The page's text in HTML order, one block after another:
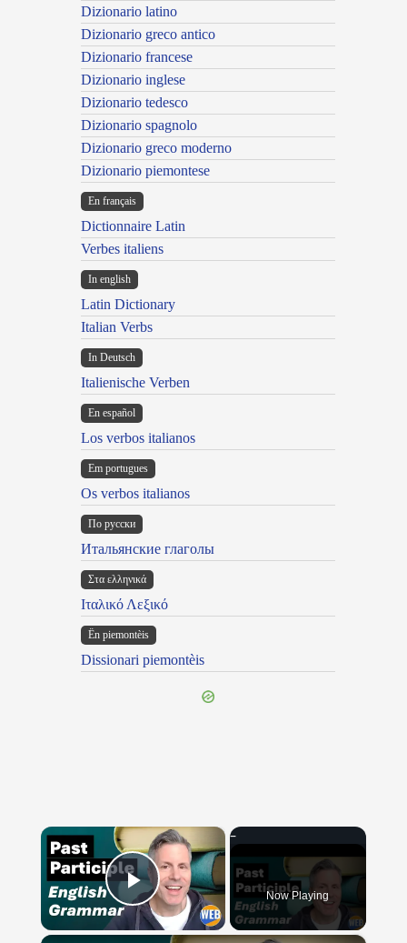
Dizionario latino
Dizionario greco antico
Dizionario francese
Dizionario inglese
Dizionario tedesco
Dizionario spagnolo
Dizionario greco moderno
Dizionario piemontese
En français
Dictionnaire Latin
Verbes italiens
In english
Latin Dictionary
Italian Verbs
In Deutsch
Italienische Verben
En español
Los verbos italianos
Em portugues
Os verbos italianos
По русски
Итальянские глаголы
Στα ελληνικά
Ιταλικό Λεξικό
Ën piemontèis
Dissionari piemontèis
×
Play Video Now Playing